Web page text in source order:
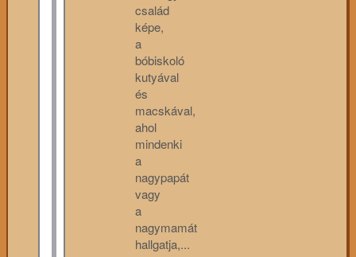
család
képe,
a
bóbiskoló
kutyával
és
macskával,
ahol
mindenki
a
nagypapát
vagy
a
nagymamát
hallgatja,...